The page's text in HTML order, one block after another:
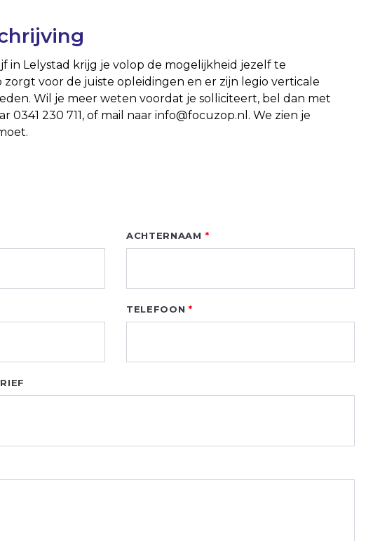
in Lelystad krijg je volop de mogelijkheid jezelf te
voor de juiste opleidingen en er zijn legio verticale
Wil je meer weten voordat je solliciteert, bel dan met
0341 230 711, of mail naar info@focuzop.nl . We zien je
ACHTERNAAM
TELEFOON